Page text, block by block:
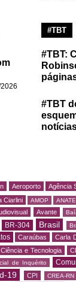
#TBT
#TBT:
#TBT
Aeroporto Agência
Ciarlini AMOP
Avante
BR-304 Brasil
Caraúbas Carla
Ciência e Tecnologia
de Inquérito
19 CPI CREA-RN